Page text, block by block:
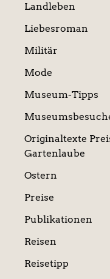
Landleben
Liebesroman
Militär
Mode
Museum-Tipps
Originaltexte
Gartenlaube
Ostern
Preise
Publikationen
Reisen
Reisetipp